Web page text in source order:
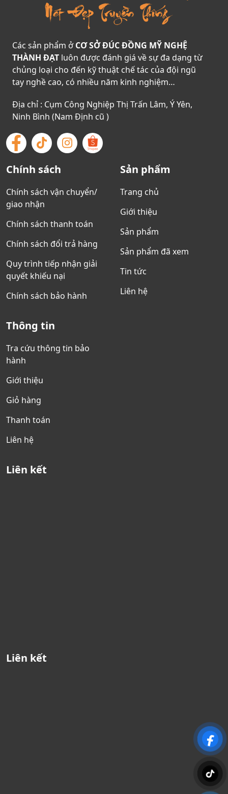
Các sản phẩm ởCƠ SỞ ĐÚC ĐỒNG MỸ NGHỆ
THÀNH ĐẠT luôn được đánh giá về sự đa dạng từ
chủng loại cho đến kỹ thuật chế tác của đội ngũ
tay nghề cao, có nhiều năm kinh nghiệm…
Địa chỉ : Cụm Công Nghiệp Thị Trấn Lâm, Ý Yên,
Ninh Bình (Nam Định cũ )
Chính sách
Chính sách vận chuyển/
giao nhận
Chính sách thanh toán
Chính sách đổi trả hàng
Quy trình tiếp nhận giải
quyết khiếu nại
Chính sách bảo hành
Sản phẩm
Trang chủ
Giới thiệu
Sản phẩm
Sản phẩm đã xem
Tin tức
Liên hệ
Thông tin
Tra cứu thông tin bảo
hành
Giới thiệu
Giỏ hàng
Thanh toán
Liên hệ
Liên kết
Liên kết